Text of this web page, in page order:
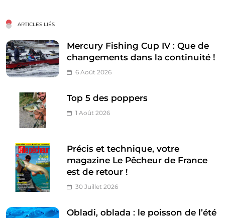
ARTICLES LIÉS
Mercury Fishing Cup IV : Que de
changements dans la continuité !
6 Août 2026
Top 5 des poppers
1 Août 2026
Précis et technique, votre
magazine Le Pêcheur de France
est de retour !
30 Juillet 2026
Obladi, oblada : le poisson de l’été